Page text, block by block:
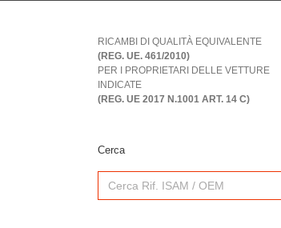
RICAMBI DI QUALITÀ EQUIVALENTE
(REG. UE. 461/2010)
PER I PROPRIETARI DELLE VETTURE
INDICATE
(REG. UE 2017 N.1001 ART. 14 C)
Cerca
Search
for: